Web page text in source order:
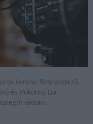
Ferenc filmrendező,
és Pokorny Lia